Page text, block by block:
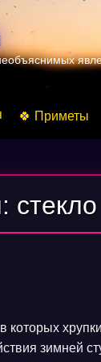
🍀 Приметы
которых
зимней